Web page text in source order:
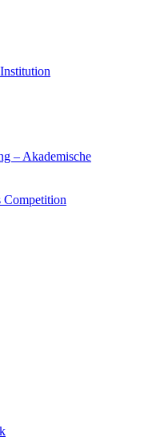
– Akademische
Competition